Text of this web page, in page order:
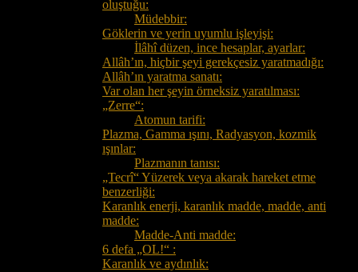
oluştuğu:
Müdebbir:
Göklerin ve yerin uyumlu işleyişi:
İlâhî düzen, ince hesaplar, ayarlar:
Allâh’ın, hiçbir şeyi gerekçesiz yaratmadığı:
Allâh’ın yaratma sanatı:
Var olan her şeyin örneksiz yaratılması:
„Zerre“:
Atomun tarifi:
Plazma, Gamma ışını, Radyasyon, kozmik
ışınlar:
Plazmanın tanısı:
„Tecrî“ Yüzerek veya akarak hareket etme
benzerliği:
Karanlık enerji, karanlık madde, madde, anti
madde:
Madde-Anti madde:
6 defa „OL!“ :
Karanlık ve aydınlık: